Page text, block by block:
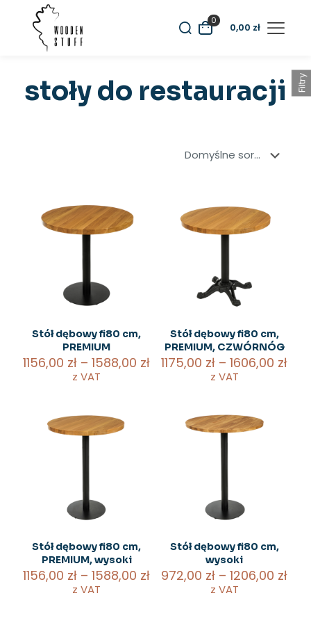
0
0,00 zł
stoły do restauracji
Stół dębowy fi80 cm,
PREMIUM
1156,00 zł – 1588,00 złZakres
1588,00 zł
z VAT
ma
wiele
na
stronie
Stół dębowy fi80 cm,
PREMIUM, CZWÓRNÓG
1175,00 zł – 1606,00 zł
z VAT
ma
wiele
na
stronie
Stół dębowy fi80 cm,
PREMIUM, wysoki
1156,00 zł – 1588,00 złZakres
z VAT
Stół dębowy fi80 cm,
wysoki
972,00 zł – 1206,00 zł
z VAT
Filtry